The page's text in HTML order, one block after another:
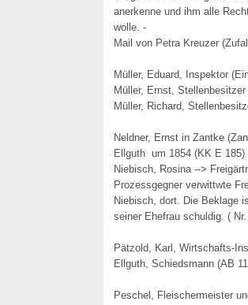
anerkenne und ihm alle
wolle. -
Mail von Petra Kreuzer
Müller, Eduard, Inspektor
Müller, Ernst, Stellenbesitzer
Müller, Richard,
Neldner, Ernst in Zantke
Ellguth um 1854 (KK E 185)
Niebisch, Rosina -->
Prozessgegner verwittwte
Niebisch, dort. Die Beklage
seiner Ehefrau schuldig. (
Pätzold, Karl, Wirtschafts-
Ellguth, Schiedsmann (AB
Peschel, Fleischermeister